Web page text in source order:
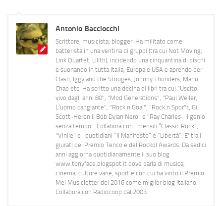
Antonio Bacciocchi
Scrittore, musicista, blogger. Ha militato come
batterista in una ventina di gruppi (tra cui Not Moving,
Link Quartet, Lilith), incidendo una cinquantina di dischi
e suonando in tutta Italia, Europa e USA e aprendo per
Clash, Iggy and the Stooges, Johnny Thunders, Manu
Chao etc. Ha scritto una decina di libri tra cui "Uscito
vivo dagli anni 80", "Mod Generations", "Paul Weller,
L’uomo cangiante", "Rock n Goal", "Rock n Spor"t, Gil
Scott-Heron Il Bob Dylan Nero" e "Ray Charles- Il genio
senza tempo". Collabora con i mensili “Classic Rock”,
"Vinile" e i quotidiani “Il Manifesto” e “Libertà”. E' tra i
giurati del Premio Tenco e del Rockol Awards. Da sedici
anni aggiorna quotidianamente il suo blog
www.tonyface.blogspot.it dove parla di musica,
cinema, culture varie, sport e con cui ha vinto il Premio
Mei Musicletter del 2016 come miglior blog italiano.
Collabora con Radiocoop dal 2003.